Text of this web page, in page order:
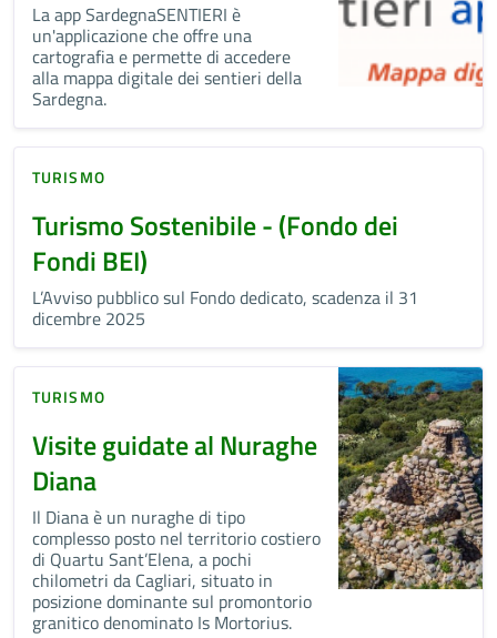
La app SardegnaSENTIERI è
un'applicazione che offre una
cartografia e permette di accedere
alla mappa digitale dei sentieri della
Sardegna.
TURISMO
Turismo Sostenibile - (Fondo dei
Fondi BEI)
L’Avviso pubblico sul Fondo dedicato, scadenza il 31
dicembre 2025
TURISMO
Visite guidate al Nuraghe
Diana
Il Diana è un nuraghe di tipo
complesso posto nel territorio costiero
di Quartu Sant’Elena, a pochi
chilometri da Cagliari, situato in
posizione dominante sul promontorio
granitico denominato Is Mortorius.